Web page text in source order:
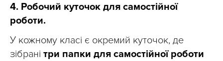
4. Робочий куточок для самостійної
роботи.
У кожному класі є окремий куточок, де
зібрані три папки для самостійної роботи